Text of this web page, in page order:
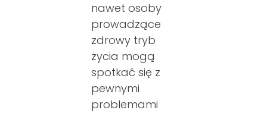
nawet osoby
prowadzące
zdrowy tryb
życia mogą
spotkać się z
pewnymi
problemami